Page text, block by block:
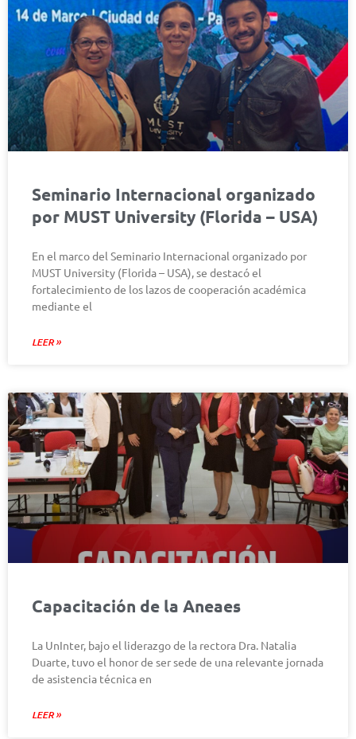
Seminario Internacional organizado
por MUST University (Florida – USA)
En el marco del Seminario Internacional organizado por
MUST University (Florida – USA), se destacó el
fortalecimiento de los lazos de cooperación académica
mediante el
LEER »
Capacitación de la Aneaes
La UnInter, bajo el liderazgo de la rectora Dra. Natalia
Duarte, tuvo el honor de ser sede de una relevante jornada
de asistencia técnica en
LEER »